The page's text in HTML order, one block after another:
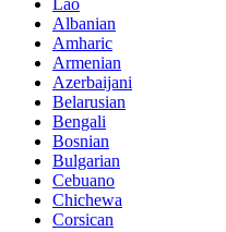
Lao
Albanian
Amharic
Armenian
Azerbaijani
Belarusian
Bengali
Bosnian
Bulgarian
Cebuano
Chichewa
Corsican